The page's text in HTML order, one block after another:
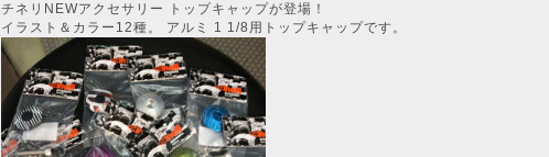
チネリNEWアクセサリー トップキャップが登場！
イラスト＆カラー12種。 アルミ 1 1/8用トップキャップです。